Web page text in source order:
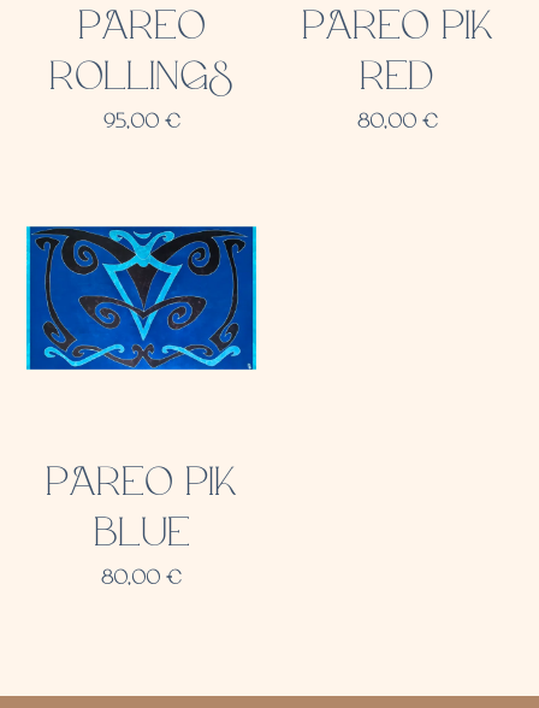
PAREO
ROLLINGS
95,00 €
PAREO PIK
RED
80,00 €
PAREO PIK
BLUE
80,00€